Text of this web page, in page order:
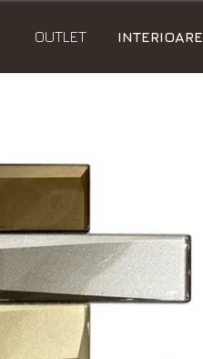
OUTLET INTERIOARE